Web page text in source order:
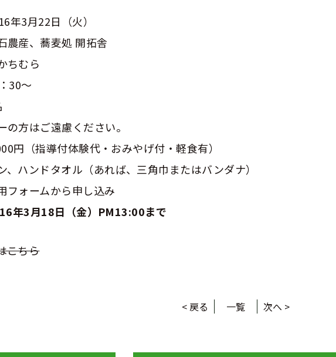
3月22日（火）
、蕎麦処 開拓舎
むら
〜
方はご遠慮ください。
（指導付体験代・おみやげ付・軽食有）
ハンドタオル（あれば、三角巾またはバンダナ）
ォームから申し込み
年3月18日（金）PM13:00まで
こちら
< 戻る 一覧 次へ >